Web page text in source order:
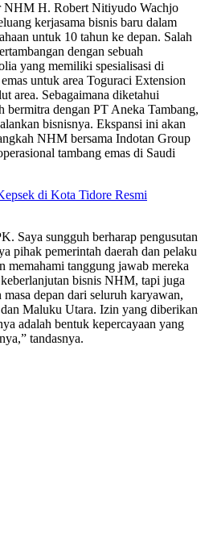
NHM H. Robert Nitiyudo Wachjo
kerjasama bisnis baru dalam
untuk 10 tahun ke depan. Salah
dengan sebuah
yang memiliki spesialisasi di
untuk area Toguraci Extension
area. Sebagaimana diketahui
bermitra dengan PT Aneka Tambang,
bisnisnya. Ekspansi ini akan
NHM bersama Indotan Group
tambang emas di Saudi
di Kota Tidore Resmi
Saya sungguh berharap pengusutan
pihak pemerintah daerah dan pelaku
memahami tanggung jawab mereka
bisnis NHM, tapi juga
depan dari seluruh karyawan,
Maluku Utara. Izin yang diberikan
adalah bentuk kepercayaan yang
tandasnya.